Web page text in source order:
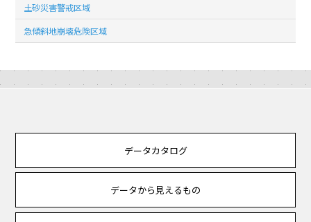
土砂災害警戒区域
急傾斜地崩壊危険区域
データカタログ
データから見えるもの